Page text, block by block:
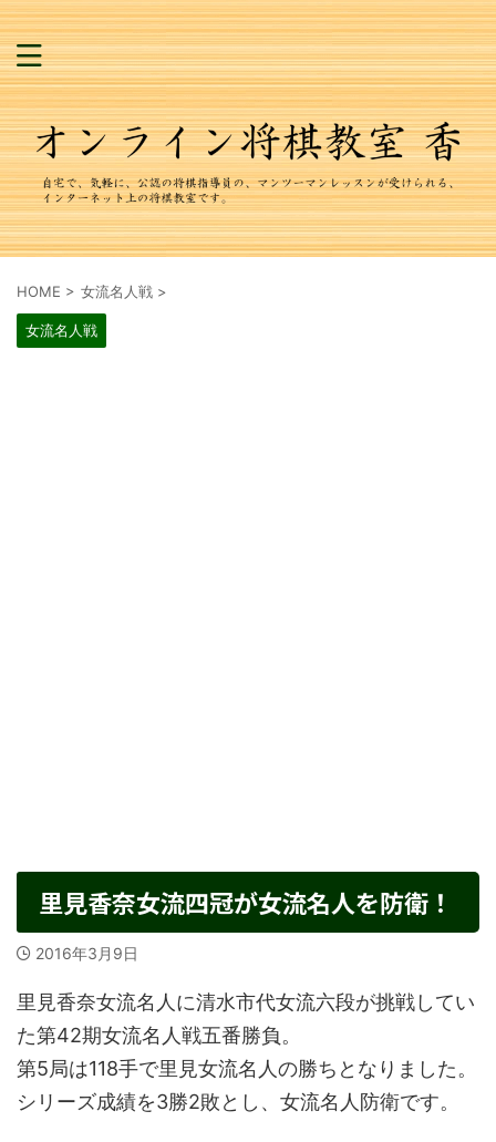
HOME > 女流名人戦 >
女流名人戦
里見香奈女流四冠が女流名人を防衛！
2016年3月9日
里見香奈女流名人に清水市代女流六段が挑戦してい
た第42期女流名人戦五番勝負。
第5局は118手で里見女流名人の勝ちとなりました。
シリーズ成績を3勝2敗とし、女流名人防衛です。